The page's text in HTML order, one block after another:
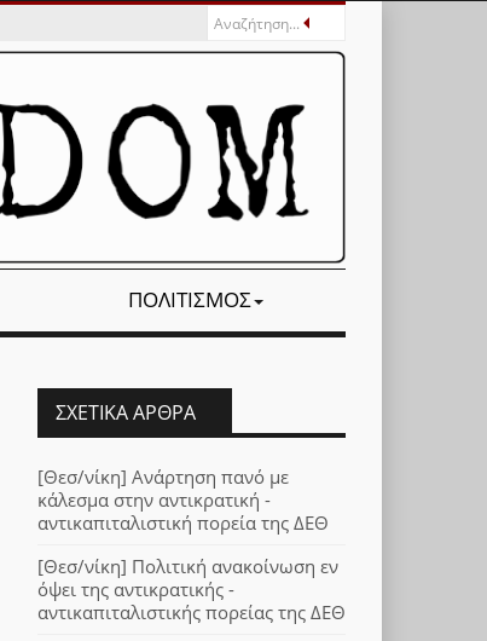
ΠΟΛΙΤΙΣΜΌΣ
ΣΧΕΤΙΚΆ ΆΡΘΡΑ
[Θεσ/νίκη] Ανάρτηση πανό με
κάλεσμα στην αντικρατική -
αντικαπιταλιστική πορεία της ΔΕΘ
[Θεσ/νίκη] Πολιτική ανακοίνωση εν
όψει της αντικρατικής -
αντικαπιταλιστικής πορείας της ΔΕΘ